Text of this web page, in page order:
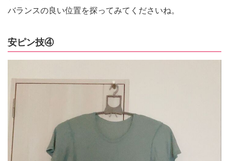
バランスの良い位置を探ってみてくださいね。
安ピン技④